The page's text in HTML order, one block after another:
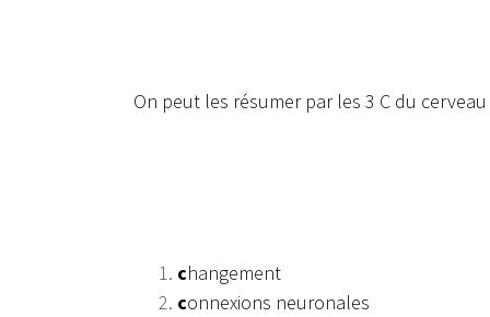
On peut les résumer par les 3 C du cerveau
changement
connexions neuronales